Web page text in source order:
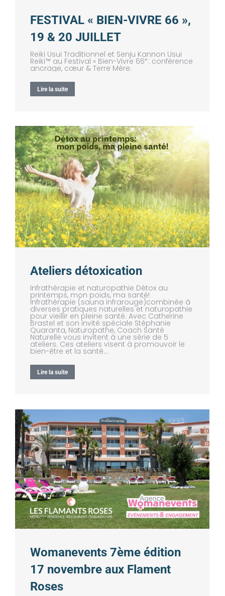
FESTIVAL « BIEN-VIVRE 66 »,
19 & 20 JUILLET
Reiki Usui Traditionnel et Senju Kannon Usui
Reiki™ au Festival « Bien-Vivre 66″ : conférence
ancrage, cœur & Terre Mère.
Lire la suite
Ateliers détoxication
Infrathérapie et naturopathie Détox au
printemps, mon poids, ma santé!
Infrathérapie (sauna infrarouge)combinée à
diverses pratiques naturelles et naturopathie
pour vieillir en pleine santé. Avec Catherine
Brastel et son invité spéciale Stéphanie
Quaranta, Naturopathe, Coach Santé
Naturelle vous invitent à une série de 5
ateliers. Ces ateliers visent à promouvoir le
bien-être et la santé…
Lire la suite
Womanevents 7ème édition
17 novembre aux Flament
Roses